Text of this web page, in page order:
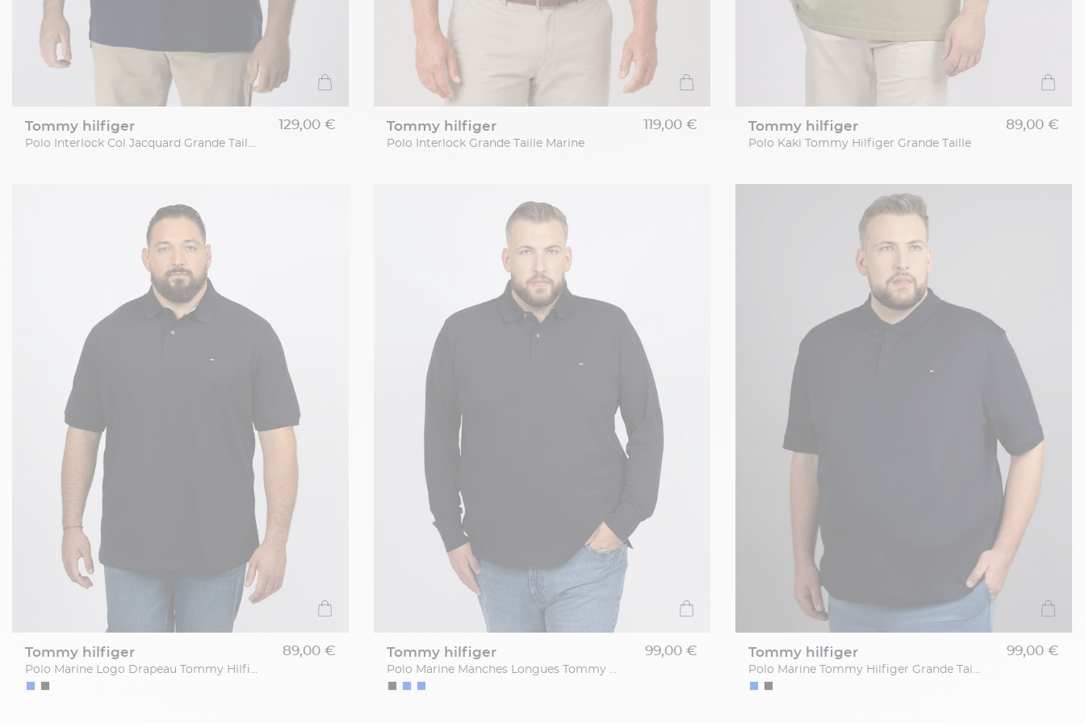
tommy hilfiger
Polo Interlock Col Jacquard Grande Taille Marine
129,00 € tommy hilfiger
Polo Interlock Grande Taille Marine
119,00 € tommy hilfiger
Polo Kaki Tommy Hilfiger Grande Taille
89,00 €
tommy hilfiger
Polo Marine Logo Drapeau Tommy Hilfiger Grande Taille
89,00 € tommy hilfiger
Polo Marine Manches Longues Tommy Hilfiger Grande Taille
99,00 € tommy hilfiger
Polo Marine Tommy Hilfiger Grande Taille
99,00 €